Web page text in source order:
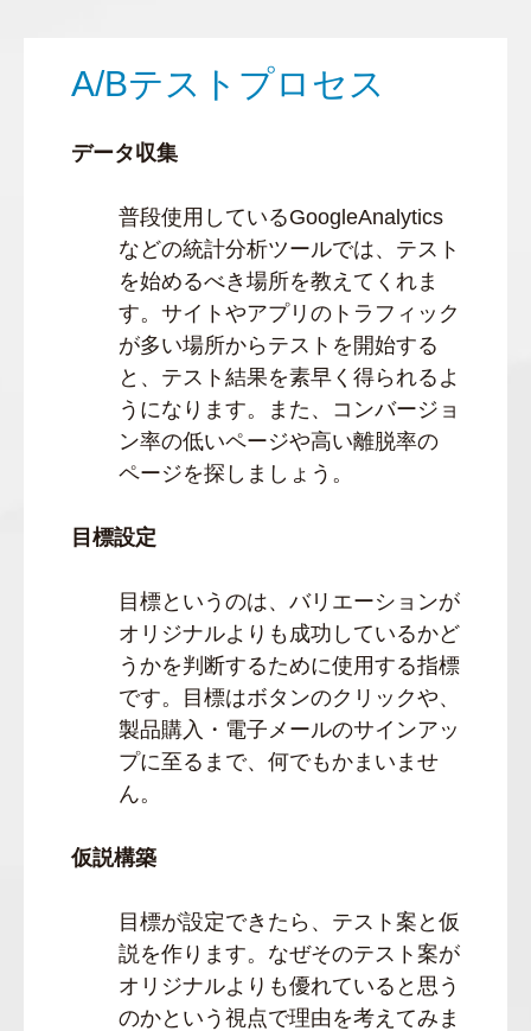
A/Bテストプロセス
データ収集
普段使用しているGoogleAnalytics
などの統計分析ツールでは、テスト
を始めるべき場所を教えてくれま
す。サイトやアプリのトラフィック
が多い場所からテストを開始する
と、テスト結果を素早く得られるよ
うになります。また、コンバージョ
ン率の低いページや高い離脱率の
ページを探しましょう。
目標設定
目標というのは、バリエーションが
オリジナルよりも成功しているかど
うかを判断するために使用する指標
です。目標はボタンのクリックや、
製品購入・電子メールのサインアッ
プに至るまで、何でもかまいませ
ん。
仮説構築
目標が設定できたら、テスト案と仮
説を作ります。なぜそのテスト案が
オリジナルよりも優れていると思う
のかという視点で理由を考えてみま